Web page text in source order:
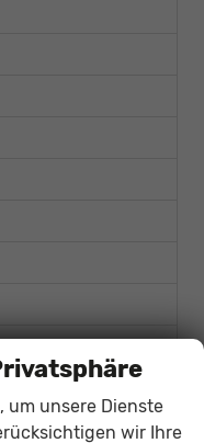
um unsere Dienste
wir Ihre